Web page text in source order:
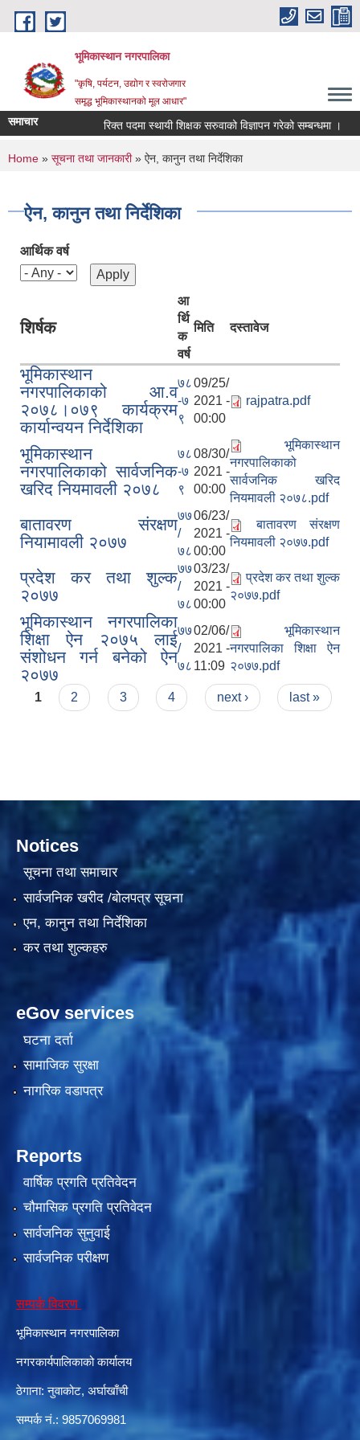
Skip to main content
भूमिकास्थान नगरपालिका
"कृषि, पर्यटन, उद्योग र स्वरोजगार
समृद्ध भूमिकास्थानको मूल आधार"
समाचार रिक्त पदमा स्थायी शिक्षक सरुवाको विज्ञापन गरेको सम्बन्धमा ।
You are here
Home » सूचना तथा जानकारी» ऐन, कानुन तथा निर्देशिका
ऐन, कानुन तथा निर्देशिका
आर्थिक वर्ष
शिर्षक
आ
र्थि
क
वर्ष
मिति दस्तावेज
भूमिकास्थान
नगरपालिकाको आ.व
२०७८।०७९ कार्यक्रम
कार्यान्वयन निर्देशिका
७८
-७
९
09/25/
2021 -
00:00
rajpatra.pdf
भूमिकास्थान
नगरपालिकाको सार्वजनिक
खरिद नियमावली २०७८
७८
-७
९
08/30/
2021 -
00:00
भूमिकास्थान
नगरपालिकाको
सार्वजनिक खरिद
नियमावली २०७८.pdf
बातावरण संरक्षण
नियामावली २०७७
७७
/
७८
06/23/
2021 -
00:00
बातावरण संरक्षण
नियमावली २०७७.pdf
प्रदेश कर तथा शुल्क
२०७७
७७
/
७८
03/23/
2021 -
00:00
प्रदेश कर तथा शुल्क
२०७७.pdf
भूमिकास्थान नगरपालिका
शिक्षा ऐन २०७५ लाई
संशोधन गर्न बनेको ऐन
२०७७
७७
/
७८
02/06/
2021 -
11:09
भूमिकास्थान
नगरपालिका शिक्षा ऐन
२०७७.pdf
Pages
1 2 3 4 next › last »
Notices
सूचना तथा समाचार
सार्वजनिक खरीद /बोलपत्र सूचना
एन, कानुन तथा निर्देशिका
कर तथा शुल्कहरु
eGov services
घटना दर्ता
सामाजिक सुरक्षा
नागरिक वडापत्र
Reports
वार्षिक प्रगति प्रतिवेदन
चौमासिक प्रगति प्रतिवेदन
सार्वजनिक सुनुवाई
सार्वजनिक परीक्षण
सम्पर्क विवरण
भूमिकास्थान नगरपालिका
नगरकार्यपालिकाको कार्यालय
ठेगाना: नुवाकोट, अर्घाखाँची
सम्पर्क नं.: 9857069981